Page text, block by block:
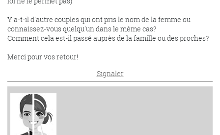
Y'a-t-il d'autre couples qui ont pris le nom de la femme ou
connaissez-vous quelqu'un dans le même cas?
Comment cela est-il passé auprès de la famille ou des proches?
Merci pour vos retour!
Signaler